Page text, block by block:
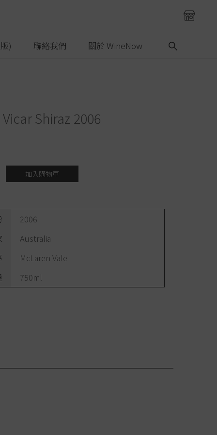
) 聯絡我們 關於 WineNow
Shiraz 2006
加入購物車
2006
Australia
McLaren Vale
750ml